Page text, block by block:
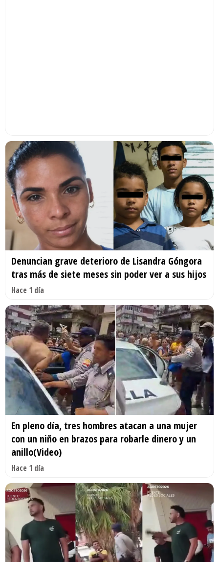
Denuncian grave deterioro de Lisandra Góngora
tras más de siete meses sin poder ver a sus hijos
Hace 1 día
En pleno día, tres hombres atacan a una mujer
con un niño en brazos para robarle dinero y un
anillo(Video)
Hace 1 día